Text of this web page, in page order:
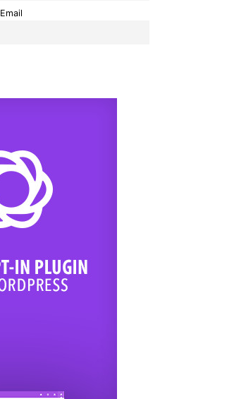
Email